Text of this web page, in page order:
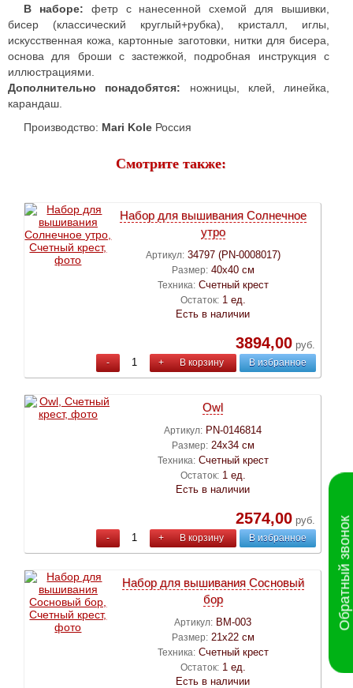
В наборе: фетр с нанесенной схемой для вышивки,
бисер (классический круглый+рубка), кристалл, иглы,
искусственная кожа, картонные заготовки, нитки для бисера,
основа для броши с застежкой, подробная инструкция с
иллюстрациями.
Дополнительно понадобятся: ножницы, клей, линейка,
карандаш.
Производство: Mari Kole Россия
Смотрите также:
Набор для вышивания Cолнечное
утро
Артикул: 34797 (PN-0008017)
Размер: 40х40 см
Техника: Счетный крест
Остаток: 1 ед.
Есть в наличии
3894,00руб.
- + В корзину В избранное
Owl
Артикул: PN-0146814
Размер: 24х34 см
Техника: Счетный крест
Остаток: 1 ед.
Есть в наличии
2574,00руб.
- + В корзину В избранное
Набор для вышивания Сосновый
бор
Артикул: ВМ-003
Размер: 21х22 см
Техника: Счетный крест
Остаток: 1 ед.
Есть в наличии
Обратный звонок